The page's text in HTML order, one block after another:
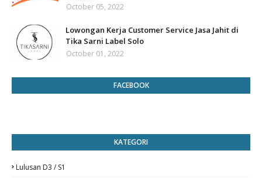
October 05, 2022
Lowongan Kerja Customer Service Jasa Jahit di
Tika Sarni Label Solo
October 01, 2022
FACEBOOK
KATEGORI
Lulusan D3 / S1